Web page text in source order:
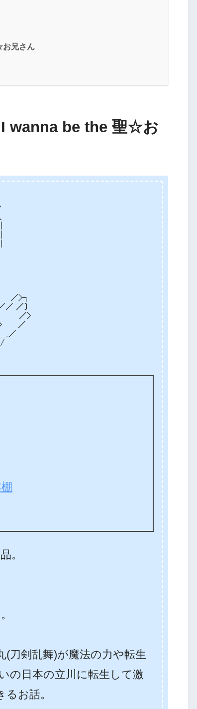
お兄さん
I wanna be the 聖☆お
／>┐
／〕
| ／>
／
。
刀剣乱舞)が魔法の力や転生
の日本の立川に転生して激
お話。